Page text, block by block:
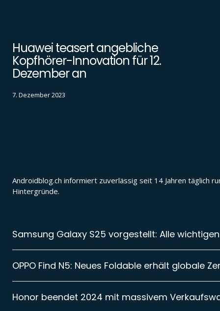
Huawei teasert angebliche
Kopfhörer-Innovation für 12.
Dezember an
7. Dezember 2023
Androidblog.ch informiert zuverlässig seit 14 Jahren täglich
Hintergründe.
Samsung Galaxy S25 vorgestellt: Alle
OPPO Find N5: Neues Foldable erhält globale
Honor beendet 2024 mit massivem